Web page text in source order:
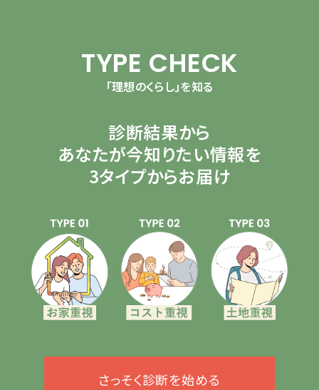
TYPE CHECK
「理想のくらし」を知る
診断結果から
あなたが今知りたい情報を
3タイプからお届け
さっそく診断を始める